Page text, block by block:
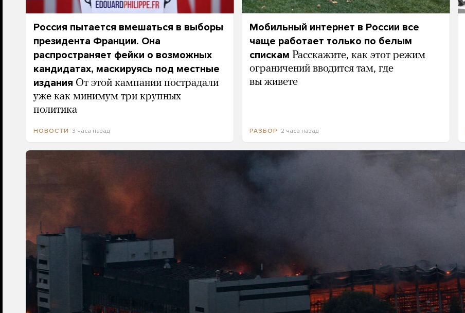
Россия пытается вмешаться в выборы
президента Франции. Она
распространяет фейки о возможных
кандидатах, маскируясь под местные
издания От этой кампании пострадали
уже как минимум три крупных
политика
НОВОСТИ 3 часа назад
Мобильный интернет в России все
чаще работает только по белым
спискам Расскажите, как этот режим
ограничений вводится там, где
вы живете
РАЗБОР 2 часа назад